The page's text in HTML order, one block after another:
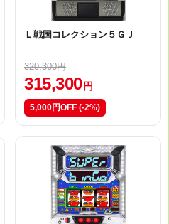
Ｌ戦国コレクション５ＧＪ
320,300円
315,300 円
5,000円OFF (-2%)